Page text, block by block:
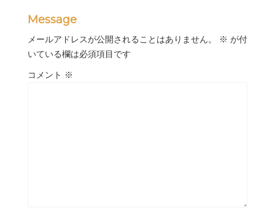
Message
メールアドレスが公開されることはありません。 ※ が付
いている欄は必須項目です
コメント ※